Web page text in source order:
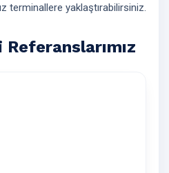
terminallere yaklaştırabilirsiniz.